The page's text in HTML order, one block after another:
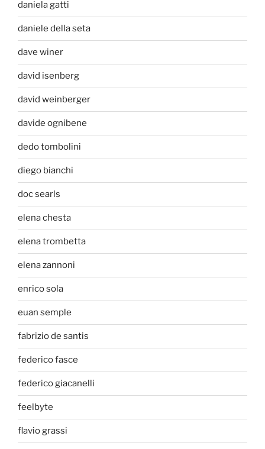
daniela gatti
daniele della seta
dave winer
david isenberg
david weinberger
davide ognibene
dedo tombolini
diego bianchi
doc searls
elena chesta
elena trombetta
elena zannoni
enrico sola
euan semple
fabrizio de santis
federico fasce
federico giacanelli
feelbyte
flavio grassi